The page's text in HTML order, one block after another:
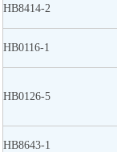
HB8414-2
HB0116-1
HB0126-5
HB8643-1